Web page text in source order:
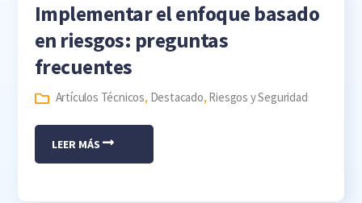
Implementar el enfoque basado
en riesgos: preguntas
frecuentes
Artículos Técnicos, Destacado, Riesgos y Seguridad
LEER MÁS